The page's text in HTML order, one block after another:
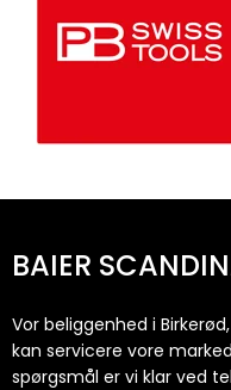
BAIER
Vor beliggenhed i
kan servicere vore
spørgsmål er vi klar ved